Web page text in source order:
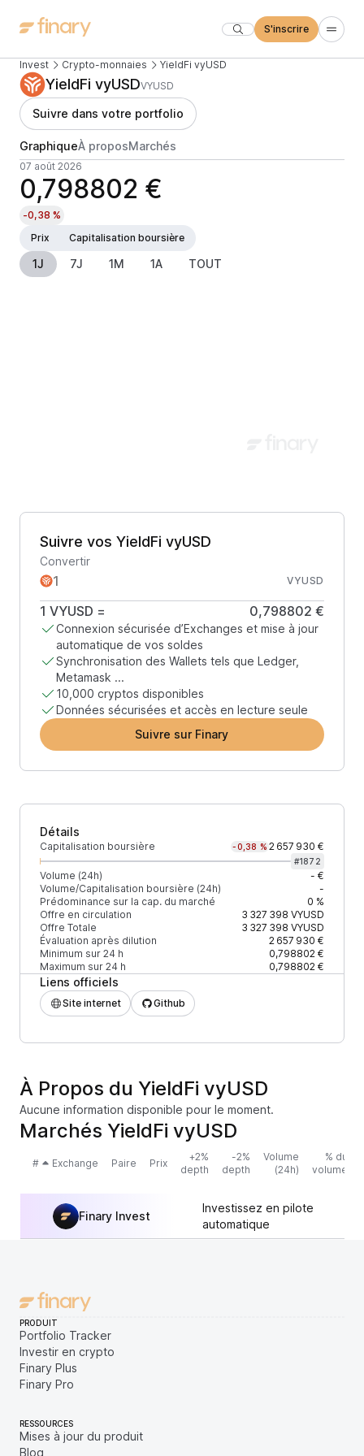
S'inscrire
Invest Crypto-monnaies YieldFi vyUSD
YieldFi vyUSDVYUSD
Suivre dans votre portfolio
GraphiqueÀ proposMarchés
07 août 2026
0,798802 €
-0,38 %
Prix
Capitalisation boursière
1J 7J 1M 1A TOUT
Suivre vos YieldFi vyUSD
Convertir
VYUSD
1 VYUSD = 0,798802 €
Connexion sécurisée d’Exchanges et mise à jour
automatique de vos soldes
Synchronisation des Wallets tels que Ledger,
Metamask ...
10,000 cryptos disponibles
Données sécurisées et accès en lecture seule
Suivre sur Finary
Détails
Capitalisation boursière -0,38 % 2 657 930 €
#1872
Volume (24h)
- €
Volume/Capitalisation boursière (24h)
-
Prédominance sur la cap. du marché
0 %
Offre en circulation
3 327 398 VYUSD
Offre Totale
3 327 398 VYUSD
Évaluation après dilution
2 657 930 €
Minimum sur 24 h
0,798802 €
Maximum sur 24 h
0,798802 €
Liens officiels
Site internet Github
À Propos du YieldFi vyUSD
Aucune information disponible pour le moment.
Marchés YieldFi vyUSD
# Exchange Paire Prix
+2%
depth
-2%
depth
Volume
(24h)
% du
volume
Finary Invest
Investissez en pilote
automatique
PRODUIT
Portfolio Tracker
Investir en crypto
Finary Plus
Finary Pro
RESSOURCES
Mises à jour du produit
Blog